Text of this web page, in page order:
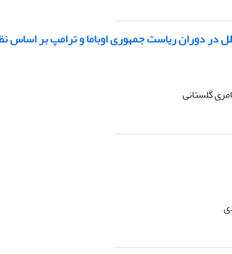
در دوران ریاست جمهوری اوباما و ترامپ بر اساس
گلستانی